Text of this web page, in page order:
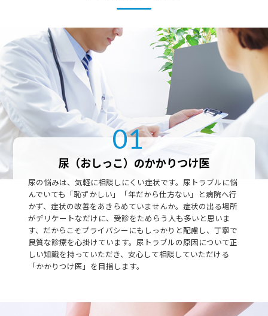
01
尿（おしっこ）のかかりつけ医
尿の悩みは、気軽に相談しにくい症状です。尿トラブルに悩
んでいても「恥ずかしい」「年だから仕方ない」と病院へ行
かず、症状の改善をあきらめていませんか。症状の出る場所
がデリケートなだけに、受診をためらう人も多いと思いま
す、だからこそプライバシーにもしっかりと配慮し、丁寧で
良質な診療を心掛けています。尿トラブルの原因について正
しい知識を持っていただき、安心して相談していただける
「かかりつけ医」を目指します。